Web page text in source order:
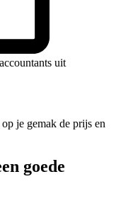
uit
je gemak de prijs en
goede